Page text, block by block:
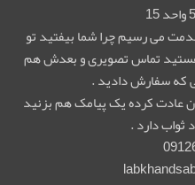
می رسیم چرا شما بیفتید تو
تماس تصویری و بعدش هم
که سفارش دادید .
عادت کرده یک پیامک هم بزنید
ثواب دارد .